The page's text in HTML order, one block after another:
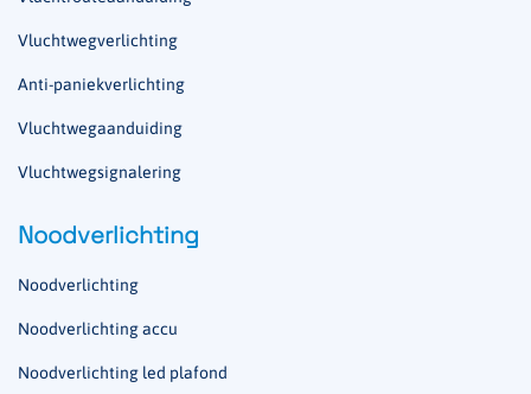
Vluchtwegverlichting
Anti-paniekverlichting
Vluchtwegaanduiding
Vluchtwegsignalering
Noodverlichting
Noodverlichting
Noodverlichting accu
Noodverlichting led plafond